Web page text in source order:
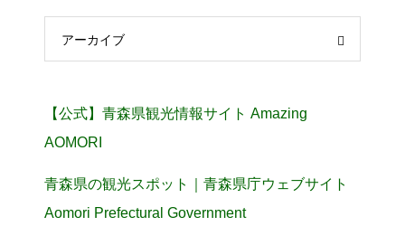
アーカイブ
【公式】青森県観光情報サイト Amazing
AOMORI
青森県の観光スポット｜青森県庁ウェブサイト
Aomori Prefectural Government